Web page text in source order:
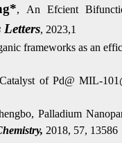
, An Efcient
Letters, 2023,1
frameworks as an
of Pd@ MIL-
Palladium
2018, 57, 13586